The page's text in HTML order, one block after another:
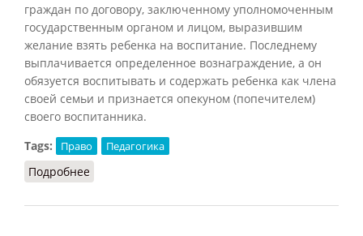
граждан по договору, заключенному уполномоченным
государственным органом и лицом, выразившим
желание взять ребенка на воспитание. Последнему
выплачивается определенное вознаграждение, а он
обязуется воспитывать и содержать ребенка как члена
своей семьи и признается опекуном (попечителем)
своего воспитанника.
Tags:
Право Педагогика
Подробнее